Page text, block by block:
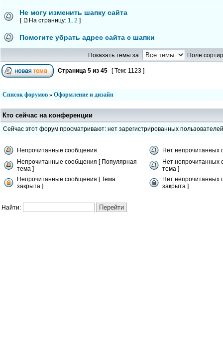
Не могу изменить шапку сайта
[ На страницу: 1, 2 ]
Помогите убрать адрес сайта с шапки
Показать темы за: Поле
Страница 5 из 45 [ Тем: 1123 ]
Список форумов » Оформление и дизайн
Кто сейчас на конференции
Сейчас этот форум просматривают: нет зарегистрированных пользователей
Непрочитанные сообщения
Нет непрочитанных
Непрочитанные сообщения [ Популярная
тема ]
Нет непрочитанных
тема ]
Непрочитанные сообщения [ Тема
закрыта ]
Нет непрочитанных
закрыта ]
Найти: